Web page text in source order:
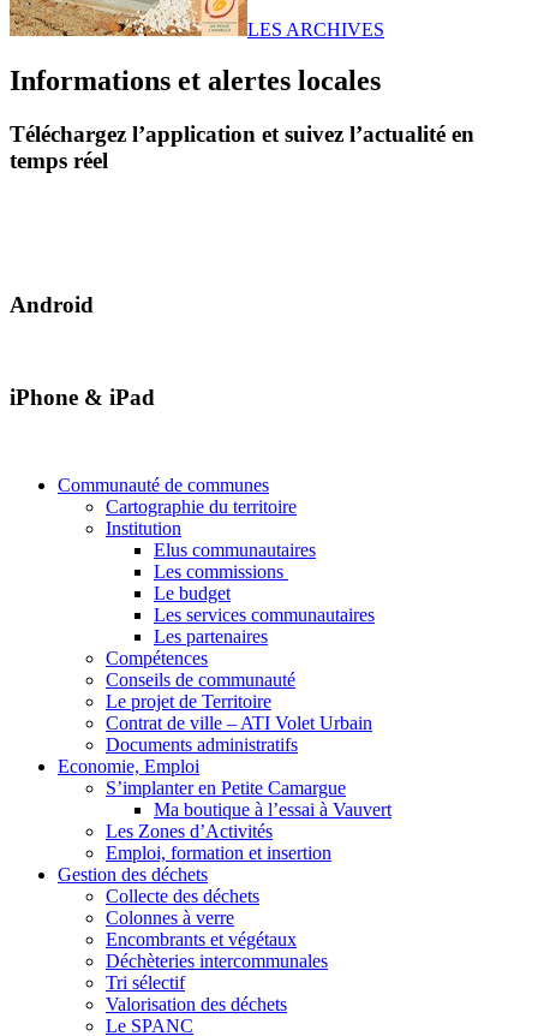
LES ARCHIVES
Informations et alertes locales
Téléchargez l’application et suivez l’actualité en
temps réel
Android
iPhone & iPad
Communauté de communes
Cartographie du territoire
Institution
Elus communautaires
Les commissions
Le budget
Les services communautaires
Les partenaires
Compétences
Conseils de communauté
Le projet de Territoire
Contrat de ville – ATI Volet Urbain
Documents administratifs
Economie, Emploi
S’implanter en Petite Camargue
Ma boutique à l’essai à Vauvert
Les Zones d’Activités
Emploi, formation et insertion
Gestion des déchets
Collecte des déchets
Colonnes à verre
Encombrants et végétaux
Déchèteries intercommunales
Tri sélectif
Valorisation des déchets
Le SPANC